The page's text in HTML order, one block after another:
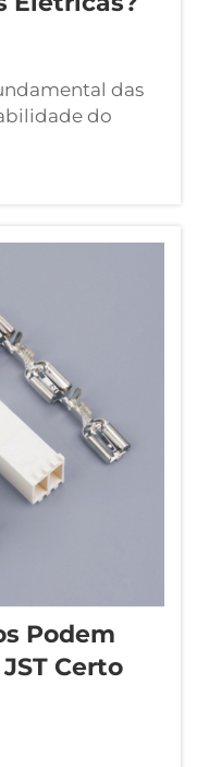
das
do
atual, a
muitos dão
Podem
Certo